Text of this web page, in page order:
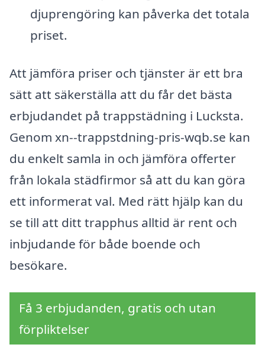
djuprengöring kan påverka det totala
priset.
Att jämföra priser och tjänster är ett bra
sätt att säkerställa att du får det bästa
erbjudandet på trappstädning i Lucksta.
Genom xn--trappstdning-pris-wqb.se kan
du enkelt samla in och jämföra offerter
från lokala städfirmor så att du kan göra
ett informerat val. Med rätt hjälp kan du
se till att ditt trapphus alltid är rent och
inbjudande för både boende och
besökare.
Få 3 erbjudanden, gratis och utan
förpliktelser